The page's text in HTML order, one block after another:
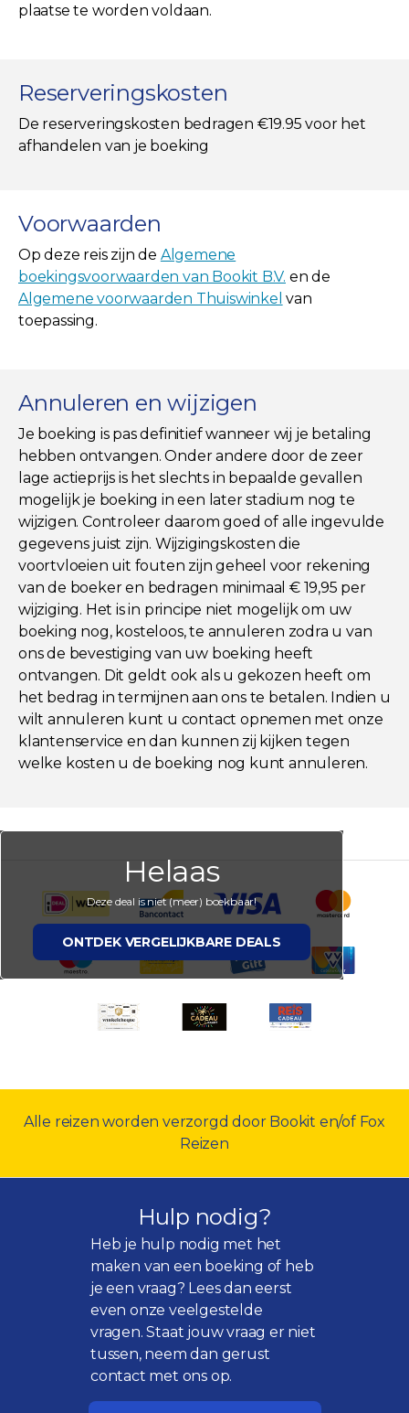
plaatse te worden voldaan.
Reserveringskosten
De reserveringskosten bedragen €19.95 voor het
afhandelen van je boeking
Voorwaarden
Op deze reis zijn de Algemene
boekingsvoorwaarden van Bookit B.V. en de
Algemene voorwaarden Thuiswinkel van
toepassing.
Annuleren en wijzigen
Je boeking is pas definitief wanneer wij je betaling
hebben ontvangen. Onder andere door de zeer
lage actieprijs is het slechts in bepaalde gevallen
mogelijk je boeking in een later stadium nog te
wijzigen. Controleer daarom goed of alle ingevulde
gegevens juist zijn. Wijzigingskosten die
voortvloeien uit fouten zijn geheel voor rekening
van de boeker en bedragen minimaal € 19,95 per
wijziging. Het is in principe niet mogelijk om uw
boeking nog, kosteloos, te annuleren zodra u van
ons de bevestiging van uw boeking heeft
ontvangen. Dit geldt ook als u gekozen heeft om
het bedrag in termijnen aan ons te betalen. Indien u
wilt annuleren kunt u contact opnemen met onze
klantenservice en dan kunnen zij kijken tegen
welke kosten u de boeking nog kunt annuleren.
Helaas
Deze deal is niet (meer) boekbaar!
ONTDEK VERGELIJKBARE DEALS
Alle reizen worden verzorgd door Bookit en/of Fox
Reizen
Hulp nodig?
Heb je hulp nodig met het
maken van een boeking of heb
je een vraag? Lees dan eerst
even onzeveelgestelde
vragen. Staat jouw vraag er niet
tussen, neem dan gerust
contact met ons op.